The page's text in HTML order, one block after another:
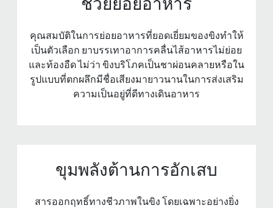
คุณสมบัติในการย่อยอาหารที่ยอดเยี่ยมของขิงทําให้
เป็นตัวเลือก ยาบรรเทาอาการคลื่นไส้อาหารไม่ย่อย
และท้องอืด ไม่ว่า ขิงบริโภคเป็นชาผ่อนคลายหรือใน
รูปแบบที่ตกผลึกมีชื่อเสียงมายาวนานในการส่งเสริม
ความเป็นอยู่ที่ดีทางเดินอาหาร
ขุมพลังต้านการอักเสบ
สารออกฤทธิ์ทางชีวภาพในขิง โดยเฉพาะอย่างยิ่ง